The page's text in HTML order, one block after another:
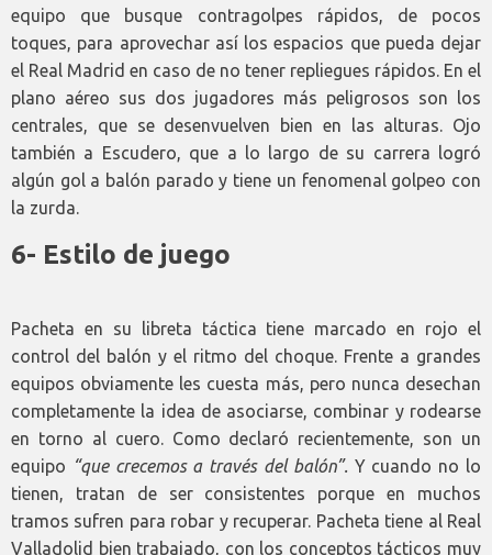
equipo que busque contragolpes rápidos, de pocos
toques, para aprovechar así los espacios que pueda dejar
el Real Madrid en caso de no tener repliegues rápidos. En el
plano aéreo sus dos jugadores más peligrosos son los
centrales, que se desenvuelven bien en las alturas. Ojo
también a Escudero, que a lo largo de su carrera logró
algún gol a balón parado y tiene un fenomenal golpeo con
la zurda.
6- Estilo de juego
Pacheta en su libreta táctica tiene marcado en rojo el
control del balón y el ritmo del choque. Frente a grandes
equipos obviamente les cuesta más, pero nunca desechan
completamente la idea de asociarse, combinar y rodearse
en torno al cuero. Como declaró recientemente, son un
equipo “que crecemos a través del balón”. Y cuando no lo
tienen, tratan de ser consistentes porque en muchos
tramos sufren para robar y recuperar. Pacheta tiene al Real
Valladolid bien trabajado, con los conceptos tácticos muy